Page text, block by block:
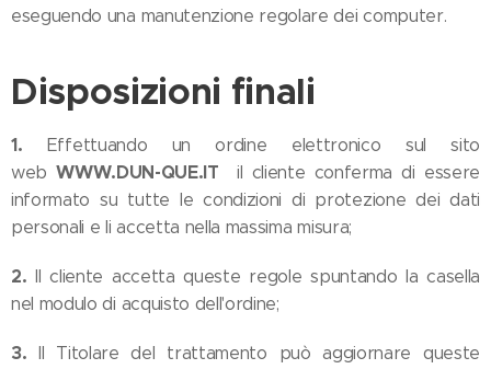
eseguendo una manutenzione regolare dei computer.
Disposizioni finali
1. Effettuando un ordine elettronico sul sito
webWWW.DUN-QUE.IT il cliente conferma di essere
informato su tutte le condizioni di protezione dei dati
personali e li accetta nella massima misura;
2. Il cliente accetta queste regole spuntando la casella
nel modulo di acquisto dell'ordine;
3. Il Titolare del trattamento può aggiornare queste